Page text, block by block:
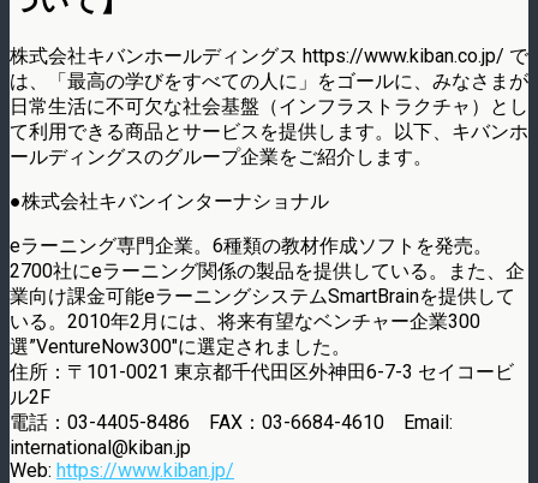
株式会社キバンホールディングス https://www.kiban.co.jp/ で
は、「最高の学びをすべての人に」をゴールに、みなさまが
日常生活に不可欠な社会基盤（インフラストラクチャ）とし
て利用できる商品とサービスを提供します。以下、キバンホ
ールディングスのグループ企業をご紹介します。
●株式会社キバンインターナショナル
eラーニング専門企業。6種類の教材作成ソフトを発売。
2700社にeラーニング関係の製品を提供している。また、企
業向け課金可能eラーニングシステムSmartBrainを提供して
いる。2010年2月には、将来有望なベンチャー企業300
選”VentureNow300″に選定されました。
住所：〒101-0021 東京都千代田区外神田6-7-3 セイコービ
ル2F
電話：03-4405-8486 FAX：03-6684-4610 Email:
international@kiban.jp
Web: https://www.kiban.jp/